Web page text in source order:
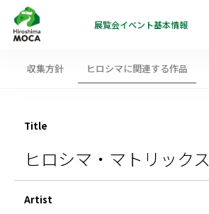
展覧会イベント基本情報
収集方針 ヒロシマに関連する作品
Title
ヒロシマ・マトリックス
Artist